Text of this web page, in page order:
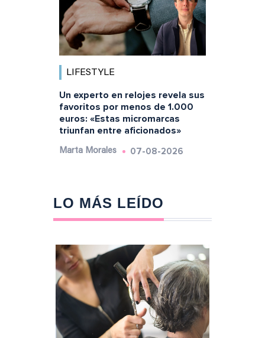
LIFESTYLE
Un experto en relojes revela sus
favoritos por menos de 1.000
euros: «Estas micromarcas
triunfan entre aficionados»
Marta Morales 07-08-2026
LO MÁS LEÍDO